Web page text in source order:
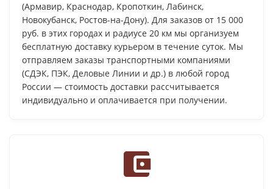
(Армавир, Краснодар, Кропоткин, Лабинск,
Новокубанск, Ростов-на-Дону). Для заказов от 15 000
руб. в этих городах и радиусе 20 км мы организуем
бесплатную доставку курьером в течение суток. Мы
отправляем заказы транспортными компаниями
(СДЭК, ПЭК, Деловые Линии и др.) в любой город
России — стоимость доставки рассчитывается
индивидуально и оплачивается при получении.